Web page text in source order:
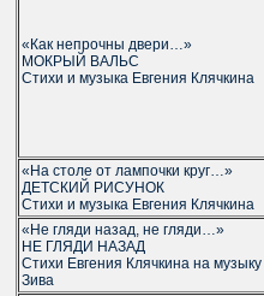
«Как непрочны двери…»
МОКРЫЙ ВАЛЬС
Стихи и музыка Евгения Клячкина
«На столе от лампочки круг…»
ДЕТСКИЙ РИСУНОК
Стихи и музыка Евгения Клячкина
«Не гляди назад, не гляди…»
НЕ ГЛЯДИ НАЗАД
Стихи Евгения Клячкина на
Зива